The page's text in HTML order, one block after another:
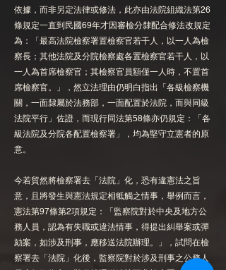
依據，而非另定法律或修法，此亦由法院組織法第26
條規定一直到民國69年才因審檢分隸配合修法改規定
為：「最高法院檢察署置檢察官若干人，以一人為檢
察長；其他法院及分院檢察處各置檢察官若干人，以
一人為首席檢察官；其檢察官員額僅一人時，不置首
席檢察官。」，然立法理由仍明白指出「各級檢察機
關，一面隸屬於法務部，一面配置於法院，而與同級
法院平行」佐證，而現行同法第58條亦仍規定：「各
級法院及分院各配置檢察署」，均為堅守立憲者的原
意。
今若貿然將檢察署去「法院」化，恐有違憲法之旨
意，且將發生與憲法規定相牴觸之情事，舉例而言，
憲法第97條第2項規定：「監察院對於中央及地方公
務人員，認為有失職或違法情事，得提出糾舉案或彈
劾案，如涉及刑事，應移送法院辦理。」，試問在檢
察署去「法院」化後，監察院對於涉及刑事之公務人